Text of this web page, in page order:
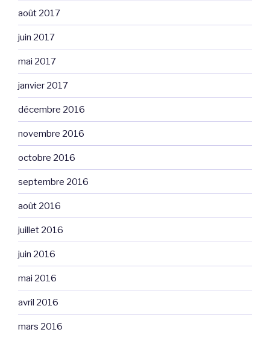
août 2017
juin 2017
mai 2017
janvier 2017
décembre 2016
novembre 2016
octobre 2016
septembre 2016
août 2016
juillet 2016
juin 2016
mai 2016
avril 2016
mars 2016